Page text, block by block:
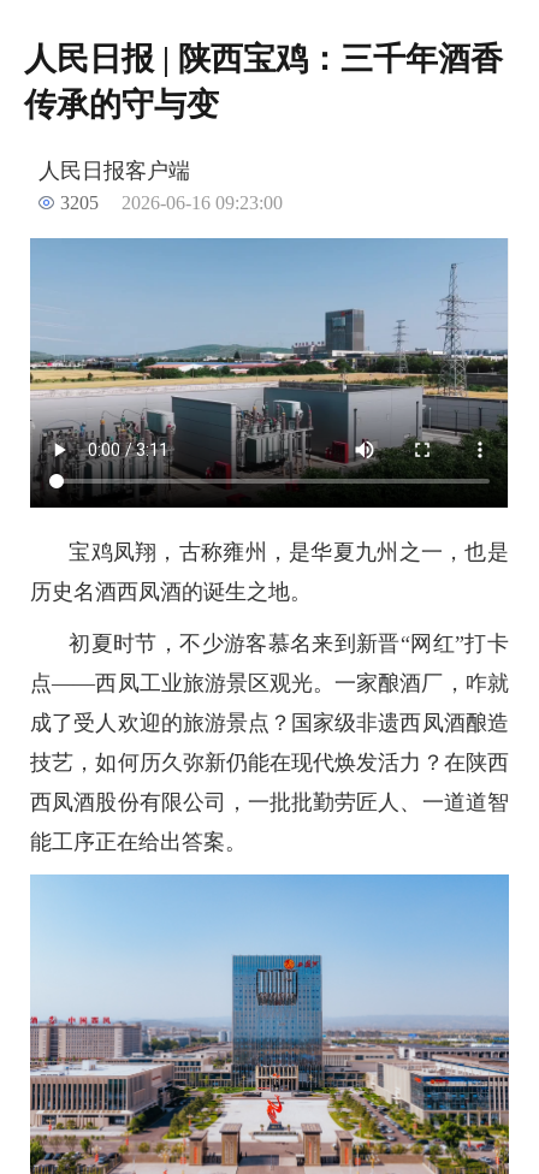
人民日报 | 陕西宝鸡：三千年酒香
传承的守与变
人民日报客户端
3205 2026-06-16 09:23:00
宝鸡凤翔，古称雍州，是华夏九州之一，也是
历史名酒西凤酒的诞生之地。
初夏时节，不少游客慕名来到新晋“网红”打卡
点——西凤工业旅游景区观光。一家酿酒厂，咋就
成了受人欢迎的旅游景点？国家级非遗西凤酒酿造
技艺，如何历久弥新仍能在现代焕发活力？在陕西
西凤酒股份有限公司，一批批勤劳匠人、一道道智
能工序正在给出答案。